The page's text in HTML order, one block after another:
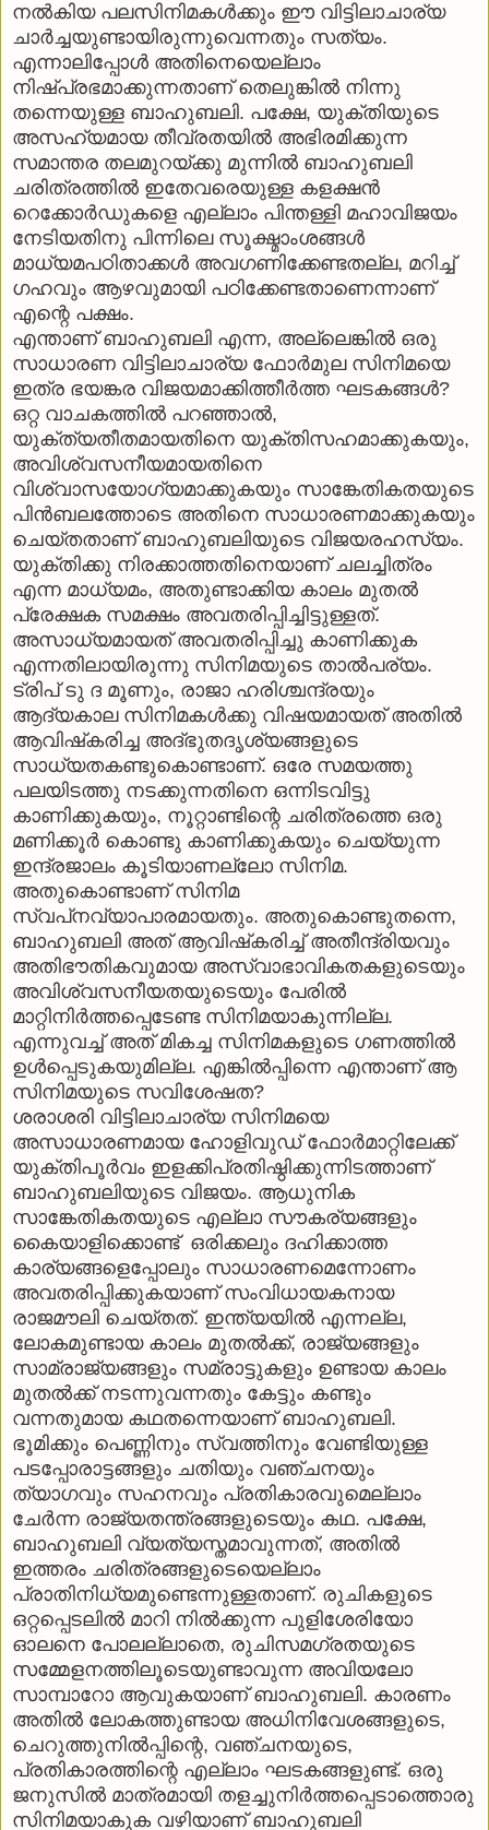
നല്‍കിയ പലസിനിമകള്‍ക്കും ഈ വിട്ടിലാചാര്യ
ചാര്‍ച്ചയുണ്ടായിരുന്നുവെന്നതും സത്യം.
എന്നാലിപ്പോള്‍ അതിനെയെല്ലാം
നിഷ്പ്രഭമാക്കുന്നതാണ് തെലുങ്കില്‍ നിന്നു
തന്നെയുള്ള ബാഹുബലി. പക്ഷേ, യുക്തിയുടെ
അസഹ്യമായ തീവ്രതയില്‍ അഭിരമിക്കുന്ന
സമാന്തര തലമുറയ്ക്കു മുന്നില്‍ ബാഹുബലി
ചരിത്രത്തില്‍ ഇതേവരെയുള്ള കളക്ഷന്‍
റെക്കോര്‍ഡുകളെ എല്ലാം പിന്തള്ളി മഹാവിജയം
നേടിയതിനു പിന്നിലെ സൂക്ഷ്മാംശങ്ങള്‍
മാധ്യമപഠിതാക്കള്‍ അവഗണിക്കേണ്ടതല്ല, മറിച്ച്
ഗഹവും ആഴവുമായി പഠിക്കേണ്ടതാണെന്നാണ്
എന്റെ പക്ഷം.
എന്താണ് ബാഹുബലി എന്ന, അല്ലെങ്കില്‍ ഒരു
സാധാരണ വിട്ടിലാചാര്യ ഫോര്‍മുല സിനിമയെ
ഇത്ര ഭയങ്കര വിജയമാക്കിത്തീര്‍ത്ത ഘടകങ്ങള്‍?
ഒറ്റ വാചകത്തില്‍ പറഞ്ഞാല്‍,
യുക്ത്യതീതമായതിനെ യുക്തിസഹമാക്കുകയും,
അവിശ്വസനീയമായതിനെ
വിശ്വാസയോഗ്യമാക്കുകയും സാങ്കേതികതയുടെ
പിന്‍ബലത്തോടെ അതിനെ സാധാരണമാക്കുകയും
ചെയ്തതാണ് ബാഹുബലിയുടെ വിജയരഹസ്യം.
യുക്തിക്കു നിരക്കാത്തതിനെയാണ് ചലച്ചിത്രം
എന്ന മാധ്യമം, അതുണ്ടാക്കിയ കാലം മുതല്‍
പ്രേക്ഷക സമക്ഷം അവതരിപ്പിച്ചിട്ടുള്ളത്.
അസാധ്യമായത് അവതരിപ്പിച്ചു കാണിക്കുക
എന്നതിലായിരുന്നു സിനിമയുടെ താല്‍പര്യം.
ട്രിപ് ടു ദ മൂണും, രാജാ ഹരിശ്ചന്ദ്രയും
ആദ്യകാല സിനിമകള്‍ക്കു വിഷയമായത് അതില്‍
ആവിഷ്‌കരിച്ച അദ്ഭുതദൃശ്യങ്ങളുടെ
സാധ്യതകണ്ടുകൊണ്ടാണ്. ഒരേ സമയത്തു
പലയിടത്തു നടക്കുന്നതിനെ ഒന്നിടവിട്ടു
കാണിക്കുകയും, നൂറ്റാണ്ടിന്റെ ചരിത്രത്തെ ഒരു
മണിക്കൂര്‍ കൊണ്ടു കാണിക്കുകയും ചെയ്യുന്ന
ഇന്ദ്രജാലം കൂടിയാണല്ലോ സിനിമ.
അതുകൊണ്ടാണ് സിനിമ
സ്വപ്‌നവ്യാപാരമായതും. അതുകൊണ്ടുതന്നെ,
ബാഹുബലി അത് ആവിഷ്‌കരിച്ച് അതീന്ദ്രിയവും
അതിഭൗതികവുമായ അസ്വാഭാവികതകളുടെയും
അവിശ്വസനീയതയുടെയും പേരില്‍
മാറ്റിനിര്‍ത്തപ്പെടേണ്ട സിനിമയാകുന്നില്ല.
എന്നുവച്ച് അത് മികച്ച സിനിമകളുടെ ഗണത്തില്‍
ഉള്‍പ്പെടുകയുമില്ല. എങ്കില്‍പ്പിന്നെ എന്താണ് ആ
സിനിമയുടെ സവിശേഷത?
ശരാശരി വിട്ടിലാചാര്യ സിനിമയെ
അസാധാരണമായ ഹോളിവുഡ് ഫോര്‍മാറ്റിലേക്ക്
യുക്തിപൂര്‍വം ഇളക്കിപ്രതിഷ്ഠിക്കുന്നിടത്താണ്
ബാഹുബലിയുടെ വിജയം. ആധുനിക
സാങ്കേതികതയുടെ എല്ലാ സൗകര്യങ്ങളും
കൈയാളിക്കൊണ്ട് ഒരിക്കലും ദഹിക്കാത്ത
കാര്യങ്ങളെപ്പോലും സാധാരണമെന്നോണം
അവതരിപ്പിക്കുകയാണ് സംവിധായകനായ
രാജമൗലി ചെയ്തത്. ഇന്ത്യയില്‍ എന്നല്ല,
ലോകമുണ്ടായ കാലം മുതല്‍ക്ക്, രാജ്യങ്ങളും
സാമ്രാജ്യങ്ങളും സമ്രാട്ടുകളും ഉണ്ടായ കാലം
മുതല്‍ക്ക് നടന്നുവന്നതും കേട്ടും കണ്ടും
വന്നതുമായ കഥതന്നെയാണ് ബാഹുബലി.
ഭൂമിക്കും പെണ്ണിനും സ്വത്തിനും വേണ്ടിയുള്ള
പടപ്പോരാട്ടങ്ങളും ചതിയും വഞ്ചനയും
ത്യാഗവും സഹനവും പ്രതികാരവുമെല്ലാം
ചേര്‍ന്ന രാജ്യതന്ത്രങ്ങളുടെയും കഥ. പക്ഷേ,
ബാഹുബലി വ്യത്യസ്തമാവുന്നത്, അതില്‍
ഇത്തരം ചരിത്രങ്ങളുടെയെല്ലാം
പ്രാതിനിധ്യമുണ്ടെന്നുള്ളതാണ്. രുചികളുടെ
ഒറ്റപ്പെടലില്‍ മാറി നില്‍ക്കുന്ന പുളിശേരിയോ
ഓലനെ പോലല്ലാതെ, രുചിസമഗ്രതയുടെ
സമ്മേളനത്തിലൂടെയുണ്ടാവുന്ന അവിയലോ
സാമ്പാറോ ആവുകയാണ് ബാഹുബലി. കാരണം
അതില്‍ ലോകത്തുണ്ടായ അധിനിവേശങ്ങളുടെ,
ചെറുത്തുനില്‍പ്പിന്റെ, വഞ്ചനയുടെ,
പ്രതികാരത്തിന്റെ എല്ലാം ഘടകങ്ങളുണ്ട്. ഒരു
ജനുസില്‍ മാത്രമായി തളച്ചുനിര്‍ത്തപ്പെടാത്തൊരു
സിനിമയാകുക വഴിയാണ് ബാഹുബലി